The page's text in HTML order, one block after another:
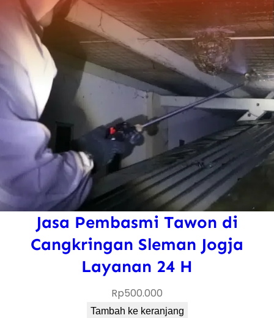
Jasa Pembasmi Tawon di
Cangkringan Sleman Jogja
Layanan 24 H
Rp500.000
Tambah ke keranjang